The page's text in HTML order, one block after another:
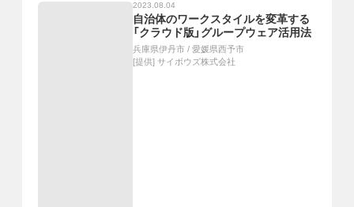
2023.08.04
自治体のワークスタイルを変革する
「クラウド版」グループウェア活用法
兵庫県伊丹市 / 愛媛県西予市
[提供] サイボウズ株式会社